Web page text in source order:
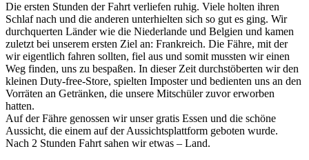
Die ersten Stunden der Fahrt verliefen ruhig. Viele holten ihren
Schlaf nach und die anderen unterhielten sich so gut es ging. Wir
durchquerten Länder wie die Niederlande und Belgien und kamen
zuletzt bei unserem ersten Ziel an: Frankreich. Die Fähre, mit der
wir eigentlich fahren sollten, fiel aus und somit mussten wir einen
Weg finden, uns zu bespaßen. In dieser Zeit durchstöberten wir den
kleinen Duty-free-Store, spielten Imposter und bedienten uns an den
Vorräten an Getränken, die unsere Mitschüler zuvor erworben
hatten.
Auf der Fähre genossen wir unser gratis Essen und die schöne
Aussicht, die einem auf der Aussichtsplattform geboten wurde.
Nach 2 Stunden Fahrt sahen wir etwas – Land.